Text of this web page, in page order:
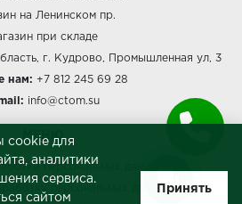
на Ленинском пр.
при складе
г. Кудрово, Промышленная ул, 3
нам: +7 812 245 69 28
info@ctom.su
МЕНЮ
персональных данных
персональных данных
cookie для
аналитики
сервиса.
сайтом
Принять